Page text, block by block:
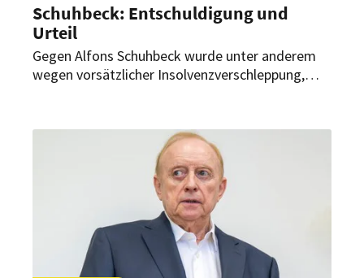
Schuhbeck: Entschuldigung und
Urteil
Gegen Alfons Schuhbeck wurde unter anderem
wegen vorsätzlicher Insolvenzverschleppung,